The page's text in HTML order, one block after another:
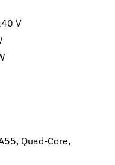
V
Quad-Core,